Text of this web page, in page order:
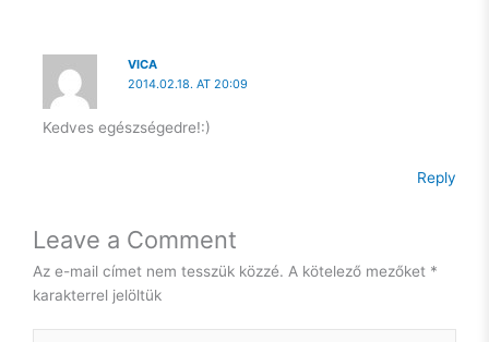
VICA
2014.02.18. AT 20:09
Kedves egészségedre!:)
Reply
Leave a Comment
Az e-mail címet nem tesszük közzé. A kötelező mezőket *
karakterrel jelöltük